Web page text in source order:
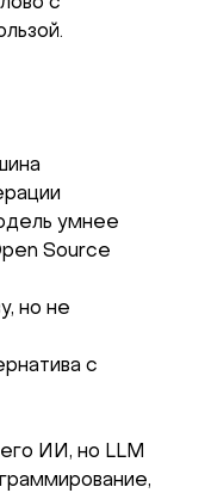
умнее
Source
но не
с
ИИ, но LLM